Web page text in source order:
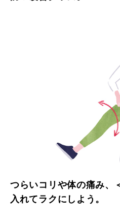
つらいコリや体の痛み、
入れてラクにしよう。